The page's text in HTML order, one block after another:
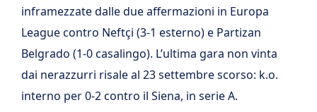
inframezzate dalle due affermazioni in Europa
League contro Neftçi (3-1 esterno) e Partizan
Belgrado (1-0 casalingo). L’ultima gara non vinta
dai nerazzurri risale al 23 settembre scorso: k.o.
interno per 0-2 contro il Siena, in serie A.